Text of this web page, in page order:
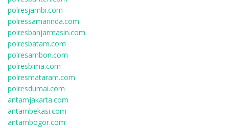
polresjambi.com
polressamarinda.com
polresbanjarmasin.com
polresbatam.com
polresambon.com
polresbima.com
polresmataram.com
polresdumai.com
antamjakarta.com
antambekasi.com
antambogor.com